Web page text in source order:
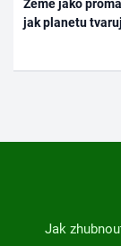
Země jako
jak planetu
Jak